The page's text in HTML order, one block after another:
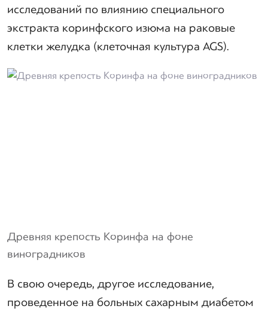
исследований по влиянию специального
экстракта коринфского изюма на раковые
клетки желудка (клеточная культура AGS).
Древняя крепость Коринфа на фоне
виноградников
В свою очередь, другое исследование,
проведенное на больных сахарным диабетом